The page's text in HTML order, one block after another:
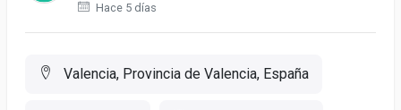
Hace 5 días
Valencia, Provincia de Valencia, España